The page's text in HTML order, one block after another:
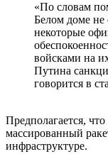
«По словам
Белом доме не
некоторые
войсками на
Путина
говорится в
Предполагается,
массированный
инфраструктуре.